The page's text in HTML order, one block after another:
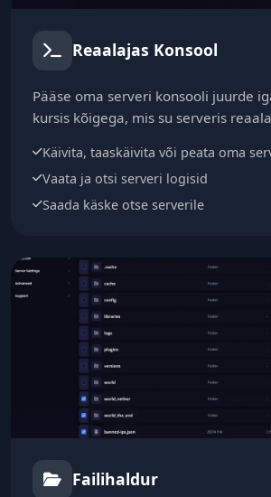
Reaalajas Konsool
Pääse oma serveri konsooli juurde
kursis kõigega, mis su serveris
Käivita, taaskäivita või peata oma
Vaata ja otsi serveri logisid
Saada käske otse serverile
Failihaldur